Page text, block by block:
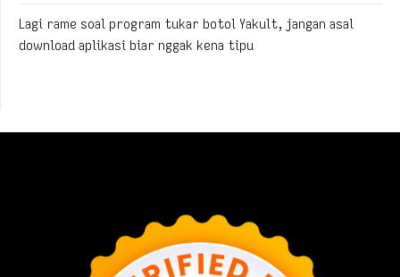
Lagi rame soal program tukar botol Yakult, jangan asal
download aplikasi biar nggak kena tipu